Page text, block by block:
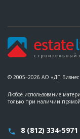
© 2005–2026 АО «ДП Бизнес
Любое использование
только при наличии
8 (812) 334-5971